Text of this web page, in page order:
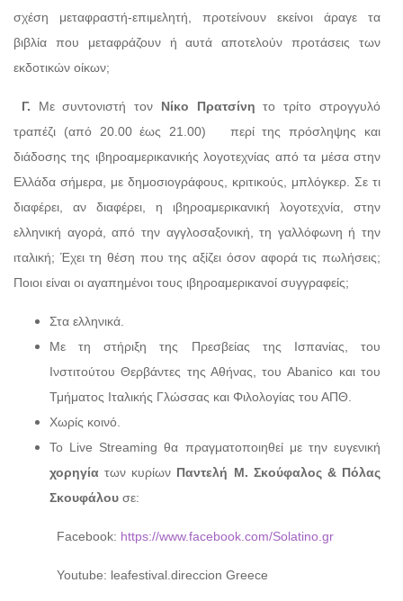
σχέση μεταφραστή-επιμελητή, προτείνουν εκείνοι άραγε τα
βιβλία που μεταφράζουν ή αυτά αποτελούν προτάσεις των
εκδοτικών οίκων;
Γ. Με συντονιστή τον Νίκο Πρατσίνη το τρίτο στρογγυλό
τραπέζι (από 20.00 έως 21.00) περί της πρόσληψης και
διάδοσης της ιβηροαμερικανικής λογοτεχνίας από τα μέσα στην
Ελλάδα σήμερα, με δημοσιογράφους, κριτικούς, μπλόγκερ. Σε τι
διαφέρει, αν διαφέρει, η ιβηροαμερικανική λογοτεχνία, στην
ελληνική αγορά, από την αγγλοσαξονική, τη γαλλόφωνη ή την
ιταλική; Έχει τη θέση που της αξίζει όσον αφορά τις πωλήσεις;
Ποιοι είναι οι αγαπημένοι τους ιβηροαμερικανοί συγγραφείς;
Στα ελληνικά.
Με τη στήριξη της Πρεσβείας της Ισπανίας, του
Ινστιτούτου Θερβάντες της Αθήνας, του Abanico και του
Τμήματος Ιταλικής Γλώσσας και Φιλολογίας του ΑΠΘ.
Χωρίς κοινό.
Το Live Streaming θα πραγματοποιηθεί με την ευγενική
χορηγία των κυρίων Παντελή Μ. Σκούφαλος & Πόλας
Σκουφάλου σε:
Facebook: https://www.facebook.com/Solatino.gr
Youtube: leafestival.direccion Greece